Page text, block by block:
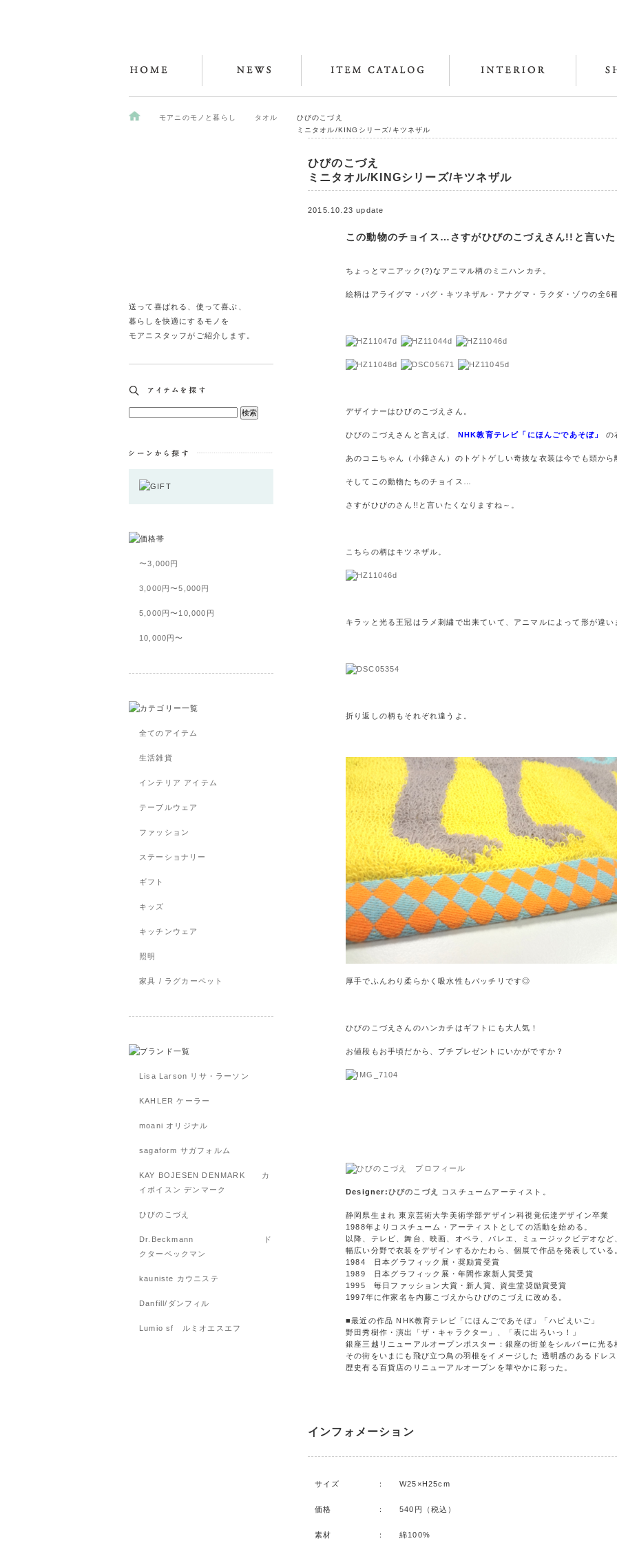
モアニのモノと暮らし タオル
ひびのこづえ
ミニタオル/KINGシリーズ/キツネザル
送って喜ばれる、使って喜ぶ、
暮らしを快適にするモノを
モアニスタッフがご紹介します。
〜3,000円
3,000円〜5,000円
5,000円〜10,000円
10,000円〜
全てのアイテム
生活雑貨
インテリア アイテム
テーブルウェア
ファッション
ステーショナリー
ギフト
キッズ
キッチンウェア
照明
家具 / ラグカーペット
Lisa Larson リサ・ラーソン
KAHLER ケーラー
moani オリジナル
sagaform サガフォルム
KAY BOJESEN DENMARK カ
イボイスン デンマーク
ひびのこづえ
Dr.Beckmann ド
クターベックマン
kauniste カウニステ
Danfill/ダンフィル
Lumio sf ルミオエスエフ
ひびのこづえ
ミニタオル/KINGシリーズ/キツネザル
2015.10.23 update
この動物のチョイス…さすがひびのこづえさん!!と言い
ちょっとマニアック(?)なアニマル柄のミニハンカチ。
絵柄はアライグマ・バグ・キツネザル・アナグマ・ラクダ・ゾウの全6
デザイナーはひびのこづえさん。
ひびのこづえさんと言えば、 NHK教育テレビ「にほんごであそぼ」 の
あのコニちゃん（小錦さん）のトゲトゲしい奇抜な衣装は今でも頭か
そしてこの動物たちのチョイス…
さすがひびのさん!!と言いたくなりますね～。
こちらの柄はキツネザル。
キラッと光る王冠はラメ刺繍で出来ていて、アニマルによって形が違い
折り返しの柄もそれぞれ違うよ。
厚手でふんわり柔らかく吸水性もバッチリです◎
ひびのこづえさんのハンカチはギフトにも大人気！
お値段もお手頃だから、プチプレゼントにいかがですか？
Designer:ひびのこづえ コスチュームアーティスト。
静岡県生まれ 東京芸術大学美術学部デザイン科視覚伝達デザイン卒業
1988年よりコスチューム・アーティストとしての活動を始める。
以降、テレビ、舞台、映画、オペラ、バレエ、ミュージックビデオなど
幅広い分野で衣装をデザインするかたわら、個展で作品を発表している
1984 日本グラフィック展・奨励賞受賞
1989 日本グラフィック展・年間作家新人賞受賞
1995 毎日ファッション大賞・新人賞、資生堂奨励賞受賞
1997年に作家名を内藤こづえからひびのこづえに改める。
■最近の作品 NHK教育テレビ「にほんごであそぼ」「ハピえいご」
野田秀樹作・演出「ザ・キャラクター」、「表に出ろいっ！」
銀座三越リニューアルオープンポスター：銀座の街並をシルバーに光る
その街をいまにも飛び立つ鳥の羽根をイメージした 透明感のあるドレ
歴史有る百貨店のリニューアルオープンを華やかに彩った。
インフォメーション
サイズ ： W25×H25cm
価格 ： 540円（税込）
素材 ： 綿100%